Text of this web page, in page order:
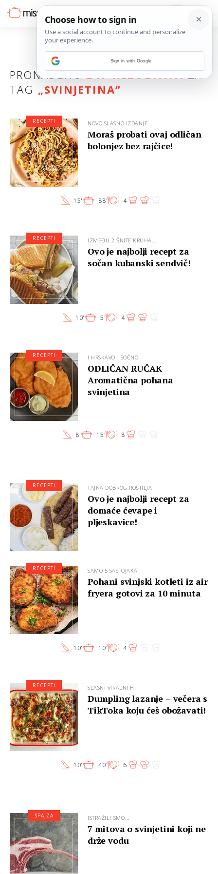
PRONAĐENO247 REZULTATAZA
TAG „SVINJETINA”
NOVO SLASNO IZDANJE
Moraš probati ovaj odličan
bolonjez bez rajčice!
15' 88' 4
RECEPTI
IZMEĐU 2 ŠNITE KRUHA...
Ovo je najbolji recept za
sočan kubanski sendvič!
10' 5' 4
RECEPTI
I HRSKAVO I SOČNO
ODLIČAN RUČAK
Aromatična pohana
svinjetina
8' 15' 8
RECEPTI
TAJNA DOBROG ROŠTILJA
Ovo je najbolji recept za
domaće ćevape i
pljeskavice!
RECEPTI
SAMO 5 SASTOJAKA
Pohani svinjski kotleti iz air
fryera gotovi za 10 minuta
10' 10' 4
RECEPTI
SLASNI VIRALNI HIT
Dumpling lazanje – večera s
TikToka koju ćeš obožavati!
10' 40' 6
RECEPTI
ISTRAŽILI SMO...
7 mitova o svinjetini koji ne
drže vodu
ŠPAJZA
Sign in with Google